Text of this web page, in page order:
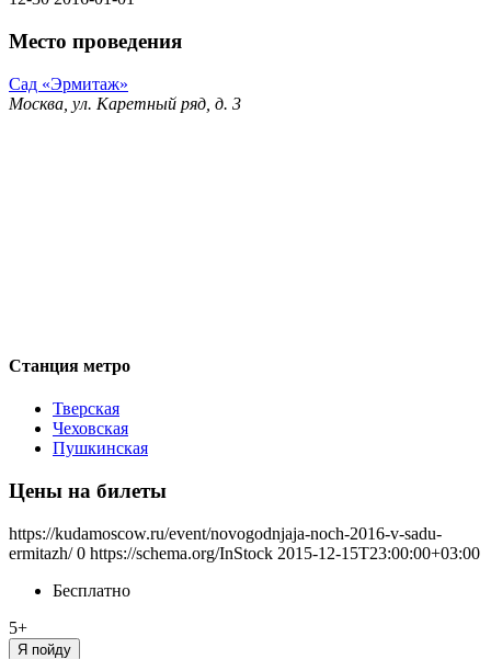
Место проведения
Сад «Эрмитаж»
Москва, ул. Каретный ряд, д. 3
Станция метро
Тверская
Чеховская
Пушкинская
Цены на билеты
https://kudamoscow.ru/event/novogodnjaja-noch-2016-v-sadu-
ermitazh/ 0 https://schema.org/InStock 2015-12-15T23:00:00+03:00
Бесплатно
5+
Я пойду